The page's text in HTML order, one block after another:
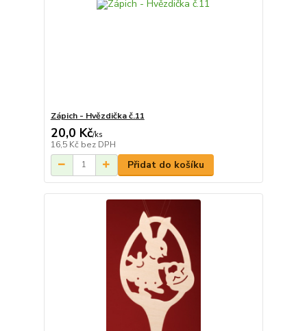
Zápich - Hvězdička č.11
20,0 Kč/ks
16,5 Kč bez DPH
Přidat do košíku